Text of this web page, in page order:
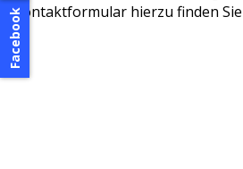
Kontaktformular hierzu finden
Facebook